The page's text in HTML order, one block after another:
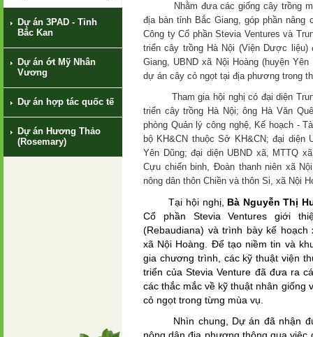
Dự án 3PAD - Tỉnh
Bắc Kan
Dự án ớt Mỹ Nhân
Vương
Dự án hợp tác quốc tế
Dự án Hương Thảo
(Rosemary)
Nhằm đưa các giống cây trồng
địa bàn tỉnh Bắc Giang, góp phần nâng
Công ty Cổ phần Stevia Ventures và
triển cây trồng Hà Nội (Viện Dược
Giang, UBND xã Nội Hoàng (huyện
dự án cây cỏ ngọt tại địa phương trong
Tham gia hội nghị có đại diện
triển cây trồng Hà Nội; ông Hà Văn
phòng Quản lý công nghệ, Kế hoạch -
bộ KH&CN thuộc Sở KH&CN; đại diện
Yên Dũng; đại diện UBND xã, MTTQ
Cựu chiến binh, Đoàn thanh niên xã
nông dân thôn Chiền và thôn Si, xã Nội
Tại hội nghị, Bà Nguyễn Thị
Cổ phần Stevia Ventures giới
(Rebaudiana) và trình bày kế
xã Nội Hoàng. Để tạo niềm tin và
gia chương trình, các kỹ thuật viện
triển của Stevia Venture đã đưa ra
các thắc mắc về kỹ thuật nhân giống
cỏ ngọt trong từng mùa vụ.
Nhìn chung, Dự án đã nhận